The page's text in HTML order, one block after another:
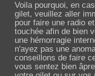
Voila pourquoi, en
gilet, veuillez aller
pour faire une radio
touchée afin de bien
une hémorragie
n'ayez pas une
conseillons de faire
vous sentez bien